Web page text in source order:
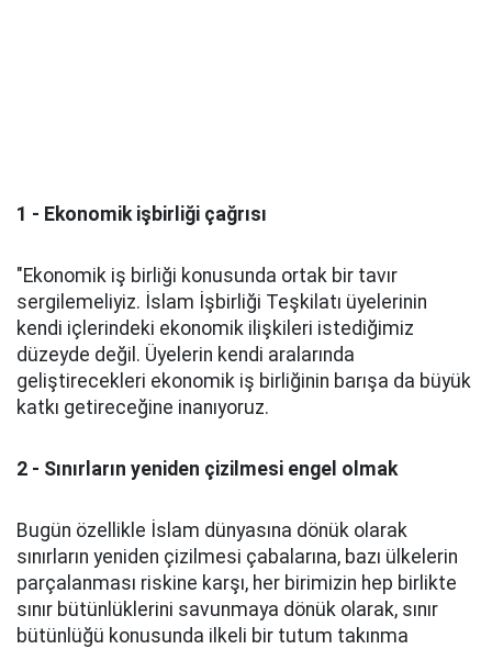
1 - Ekonomik işbirliği çağrısı
"Ekonomik iş birliği konusunda ortak bir tavır
sergilemeliyiz. İslam İşbirliği Teşkilatı üyelerinin
kendi içlerindeki ekonomik ilişkileri istediğimiz
düzeyde değil. Üyelerin kendi aralarında
geliştirecekleri ekonomik iş birliğinin barışa da büyük
katkı getireceğine inanıyoruz.
2 - Sınırların yeniden çizilmesi engel olmak
Bugün özellikle İslam dünyasına dönük olarak
sınırların yeniden çizilmesi çabalarına, bazı ülkelerin
parçalanması riskine karşı, her birimizin hep birlikte
sınır bütünlüklerini savunmaya dönük olarak, sınır
bütünlüğü konusunda ilkeli bir tutum takınma